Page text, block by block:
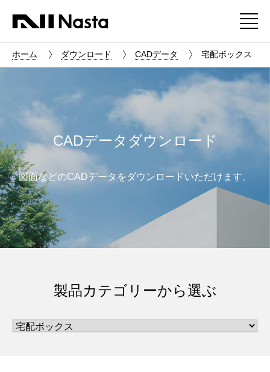
ホーム ダウンロード CADデータ 宅配ボックス
CADデータダウンロード
図面などのCADデータをダウンロードいただけます。
製品カテゴリーから選ぶ